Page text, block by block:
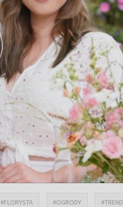
#FLORYSTA #OGRODY